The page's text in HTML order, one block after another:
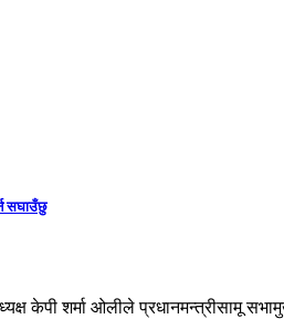
सघाउँछु
केपी शर्मा ओलीले प्रधानमन्त्रीसामू